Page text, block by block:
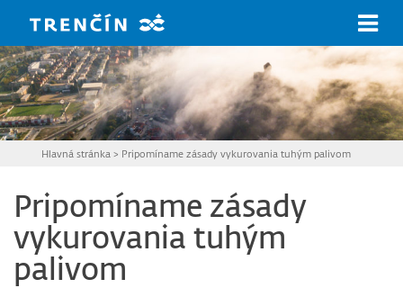
Hlavná stránka > Pripomíname zásady vykurovania tuhým palivom
Pripomíname zásady
vykurovania tuhým
palivom